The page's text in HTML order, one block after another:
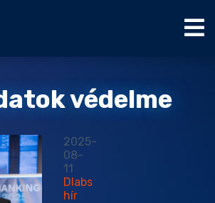
védelme
2025-
08-
11
Dlabs
hír